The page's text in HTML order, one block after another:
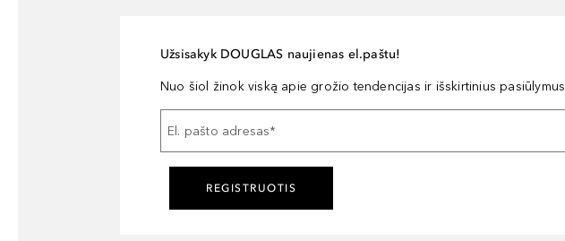
Užsisakyk DOUGLAS naujienas el.paštu!
Nuo šiol žinok viską apie grožio tendencijas ir išskirtinius pasiūlymus
El. pašto adresas*
REGISTRUOTIS